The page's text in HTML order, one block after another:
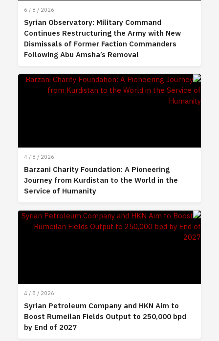
6 / 8 / 2026
Syrian Observatory: Military Command
Continues Restructuring the Army with New
Dismissals of Former Faction Commanders
Following Abu Amsha’s Removal
4 / 8 / 2026
Barzani Charity Foundation: A Pioneering
Journey from Kurdistan to the World in the
Service of Humanity
4 / 8 / 2026
Syrian Petroleum Company and HKN Aim to
Boost Rumeilan Fields Output to 250,000 bpd
by End of 2027